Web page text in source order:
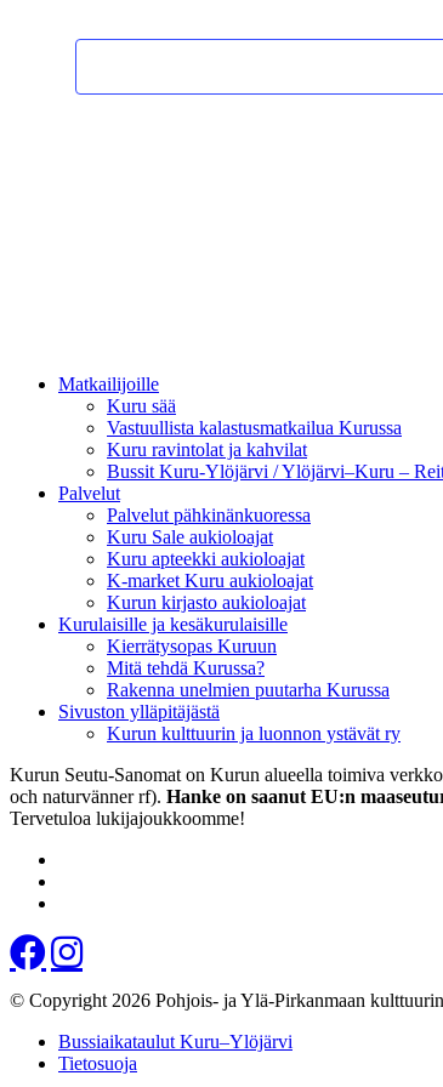
Matkailijoille
Kuru sää
Vastuullista kalastusmatkailua Kurussa
Kuru ravintolat ja kahvilat
Bussit Kuru-Ylöjärvi / Ylöjärvi–Kuru –
Palvelut
Palvelut pähkinänkuoressa
Kuru Sale aukioloajat
Kuru apteekki aukioloajat
K-market Kuru aukioloajat
Kurun kirjasto aukioloajat
Kurulaisille ja kesäkurulaisille
Kierrätysopas Kuruun
Mitä tehdä Kurussa?
Rakenna unelmien puutarha Kurussa
Sivuston ylläpitäjästä
Kurun kulttuurin ja luonnon ystävät ry
Kurun Seutu-Sanomat on Kurun alueella toimiva
och naturvänner rf). Hanke on saanut EU:n
Tervetuloa lukijajoukkoomme!
© Copyright 2026 Pohjois- ja Ylä-Pirkanmaan
Bussiaikataulut Kuru–Ylöjärvi
Tietosuoja